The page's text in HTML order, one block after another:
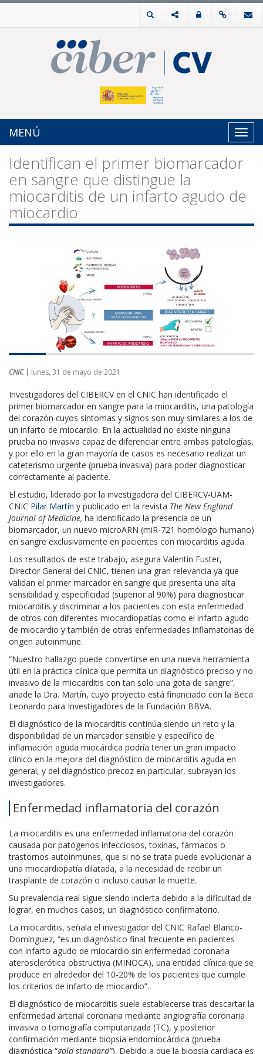
MENÚ
Identifican el primer biomarcador
en sangre que distingue la
miocarditis de un infarto agudo de
miocardio
CNIC | lunes, 31 de mayo de 2021
Investigadores del CIBERCV en el CNIC han identificado el
primer biomarcador en sangre para la miocarditis, una patología
del corazón cuyos síntomas y signos son muy similares a los de
un infarto de miocardio. En la actualidad no existe ninguna
prueba no invasiva capaz de diferenciar entre ambas patologías,
y por ello en la gran mayoría de casos es necesario realizar un
cateterismo urgente (prueba invasiva) para poder diagnosticar
correctamente al paciente.
El estudio, liderado por la investigadora del CIBERCV-UAM-
CNIC Pilar Martín y publicado en la revista The New England
Journal of Medicine, ha identificado la presencia de un
biomarcador, un nuevo microARN (miR-721 homólogo humano)
en sangre exclusivamente en pacientes con miocarditis aguda.
Los resultados de este trabajo, asegura Valentín Fuster,
Director General del CNIC, tienen una gran relevancia ya que
validan el primer marcador en sangre que presenta una alta
sensibilidad y especificidad (superior al 90%) para diagnosticar
miocarditis y discriminar a los pacientes con esta enfermedad
de otros con diferentes miocardiopatías como el infarto agudo
de miocardio y también de otras enfermedades inflamatorias de
origen autoinmune.
“Nuestro hallazgo puede convertirse en una nueva herramienta
útil en la práctica clínica que permita un diagnóstico preciso y no
invasivo de la miocarditis con tan solo una gota de sangre”,
añade la Dra. Martín, cuyo proyecto está financiado con la Beca
Leonardo para Investigadores de la Fundación BBVA.
El diagnóstico de la miocarditis continúa siendo un reto y la
disponibilidad de un marcador sensible y específico de
inflamación aguda miocárdica podría tener un gran impacto
clínico en la mejora del diagnóstico de miocarditis aguda en
general, y del diagnóstico precoz en particular, subrayan los
investigadores.
Enfermedad inflamatoria del corazón
La miocarditis es una enfermedad inflamatoria del corazón
causada por patógenos infecciosos, toxinas, fármacos o
trastornos autoinmunes, que si no se trata puede evolucionar a
una miocardiopatía dilatada, a la necesidad de recibir un
trasplante de corazón o incluso causar la muerte.
Su prevalencia real sigue siendo incierta debido a la dificultad de
lograr, en muchos casos, un diagnóstico confirmatorio.
La miocarditis, señala el investigador del CNIC Rafael Blanco-
Domínguez, “es un diagnóstico final frecuente en pacientes
con infarto agudo de miocardio sin enfermedad coronaria
aterosclerótica obstructiva (MINOCA), una entidad clínica que se
produce en alrededor del 10-20% de los pacientes que cumple
los criterios de infarto de miocardio”.
El diagnóstico de miocarditis suele establecerse tras descartar la
enfermedad arterial coronaria mediante angiografía coronaria
invasiva o tomografía computarizada (TC), y posterior
confirmación mediante biopsia endomiocárdica (prueba
diagnóstica “gold standard”). Debido a que la biopsia cardiaca es